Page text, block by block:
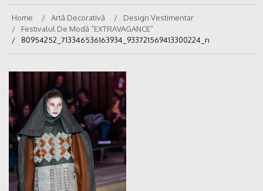
Home Artă Decorativă
Design Vestimentar
Festivalul De Modă ”EXTRAVAGANCE”
80954252_713346536163934_933721569413300224_n